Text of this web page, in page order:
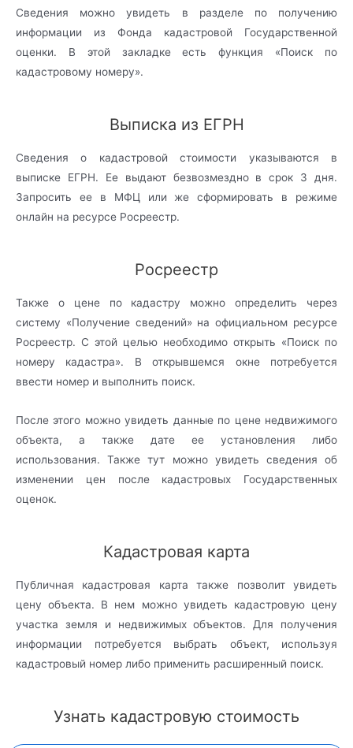
Сведения можно увидеть в разделе по получению
информации из Фонда кадастровой Государственной
оценки. В этой закладке есть функция «Поиск по
кадастровому номеру».
Выписка из ЕГРН
Сведения о кадастровой стоимости указываются в
выписке ЕГРН. Ее выдают безвозмездно в срок 3 дня.
Запросить ее в МФЦ или же сформировать в режиме
онлайн на ресурсе Росреестр.
Росреестр
Также о цене по кадастру можно определить через
систему «Получение сведений» на официальном ресурсе
Росреестр. С этой целью необходимо открыть «Поиск по
номеру кадастра». В открывшемся окне потребуется
ввести номер и выполнить поиск.
После этого можно увидеть данные по цене недвижимого
объекта, а также дате ее установления либо
использования. Также тут можно увидеть сведения об
изменении цен после кадастровых Государственных
оценок.
Кадастровая карта
Публичная кадастровая карта также позволит увидеть
цену объекта. В нем можно увидеть кадастровую цену
участка земля и недвижимых объектов. Для получения
информации потребуется выбрать объект, используя
кадастровый номер либо применить расширенный поиск.
Узнать кадастровую стоимость